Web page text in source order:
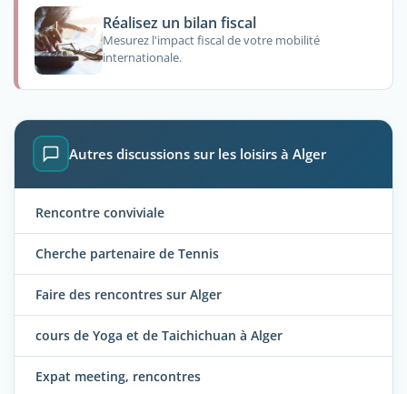
Réalisez un bilan fiscal
Mesurez l'impact fiscal de votre mobilité
internationale.
Autres discussions sur les loisirs à Alger
Rencontre conviviale
Cherche partenaire de Tennis
Faire des rencontres sur Alger
cours de Yoga et de Taichichuan à Alger
Expat meeting, rencontres